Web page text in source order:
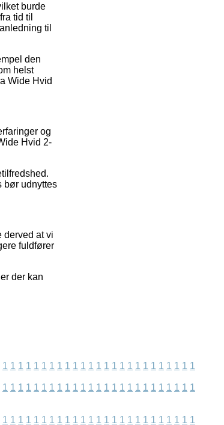
burde
tid til
til
den
helst
Wide Hvid
og
Hvid 2-
bør udnyttes
derved at vi
fuldfører
der kan
1 1 1 1 1 1 1 1 1 1 1 1 1 1 1 1 1 1 1 1 1 1 1 1 1
1 1 1 1 1 1 1 1 1 1 1 1 1 1 1 1 1 1 1 1 1 1 1 1 1
1 1 1 1 1 1 1 1 1 1 1 1 1 1 1 1 1 1 1 1 1 1 1 1 1